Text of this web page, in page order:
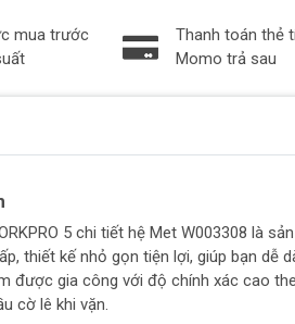
mua trước
Thanh toán thẻ
Momo trả sau
5 chi tiết hệ Met W003308 là
thiết kế nhỏ gọn tiện lợi, giúp bạn dễ
được gia công với độ chính xác cao
cờ lê khi vặn.